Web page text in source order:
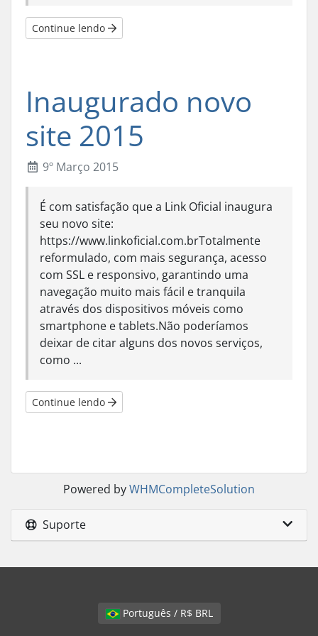
Continue lendo
Inaugurado novo
site 2015
9º Março 2015
É com satisfação que a Link Oficial inaugura
seu novo site:
https://www.linkoficial.com.brTotalmente
reformulado, com mais segurança, acesso
com SSL e responsivo, garantindo uma
navegação muito mais fácil e tranquila
através dos dispositivos móveis como
smartphone e tablets.Não poderíamos
deixar de citar alguns dos novos serviços,
como ...
Continue lendo
Powered byWHMCompleteSolution
Suporte
Português / R$ BRL